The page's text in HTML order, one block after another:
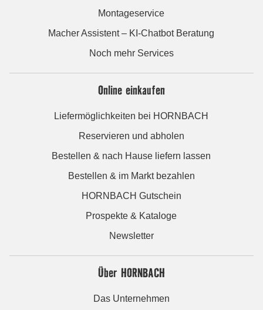
Montageservice
Macher Assistent – KI-Chatbot Beratung
Noch mehr Services
Online einkaufen
Liefermöglichkeiten bei HORNBACH
Reservieren und abholen
Bestellen & nach Hause liefern lassen
Bestellen & im Markt bezahlen
HORNBACH Gutschein
Prospekte & Kataloge
Newsletter
Über HORNBACH
Das Unternehmen